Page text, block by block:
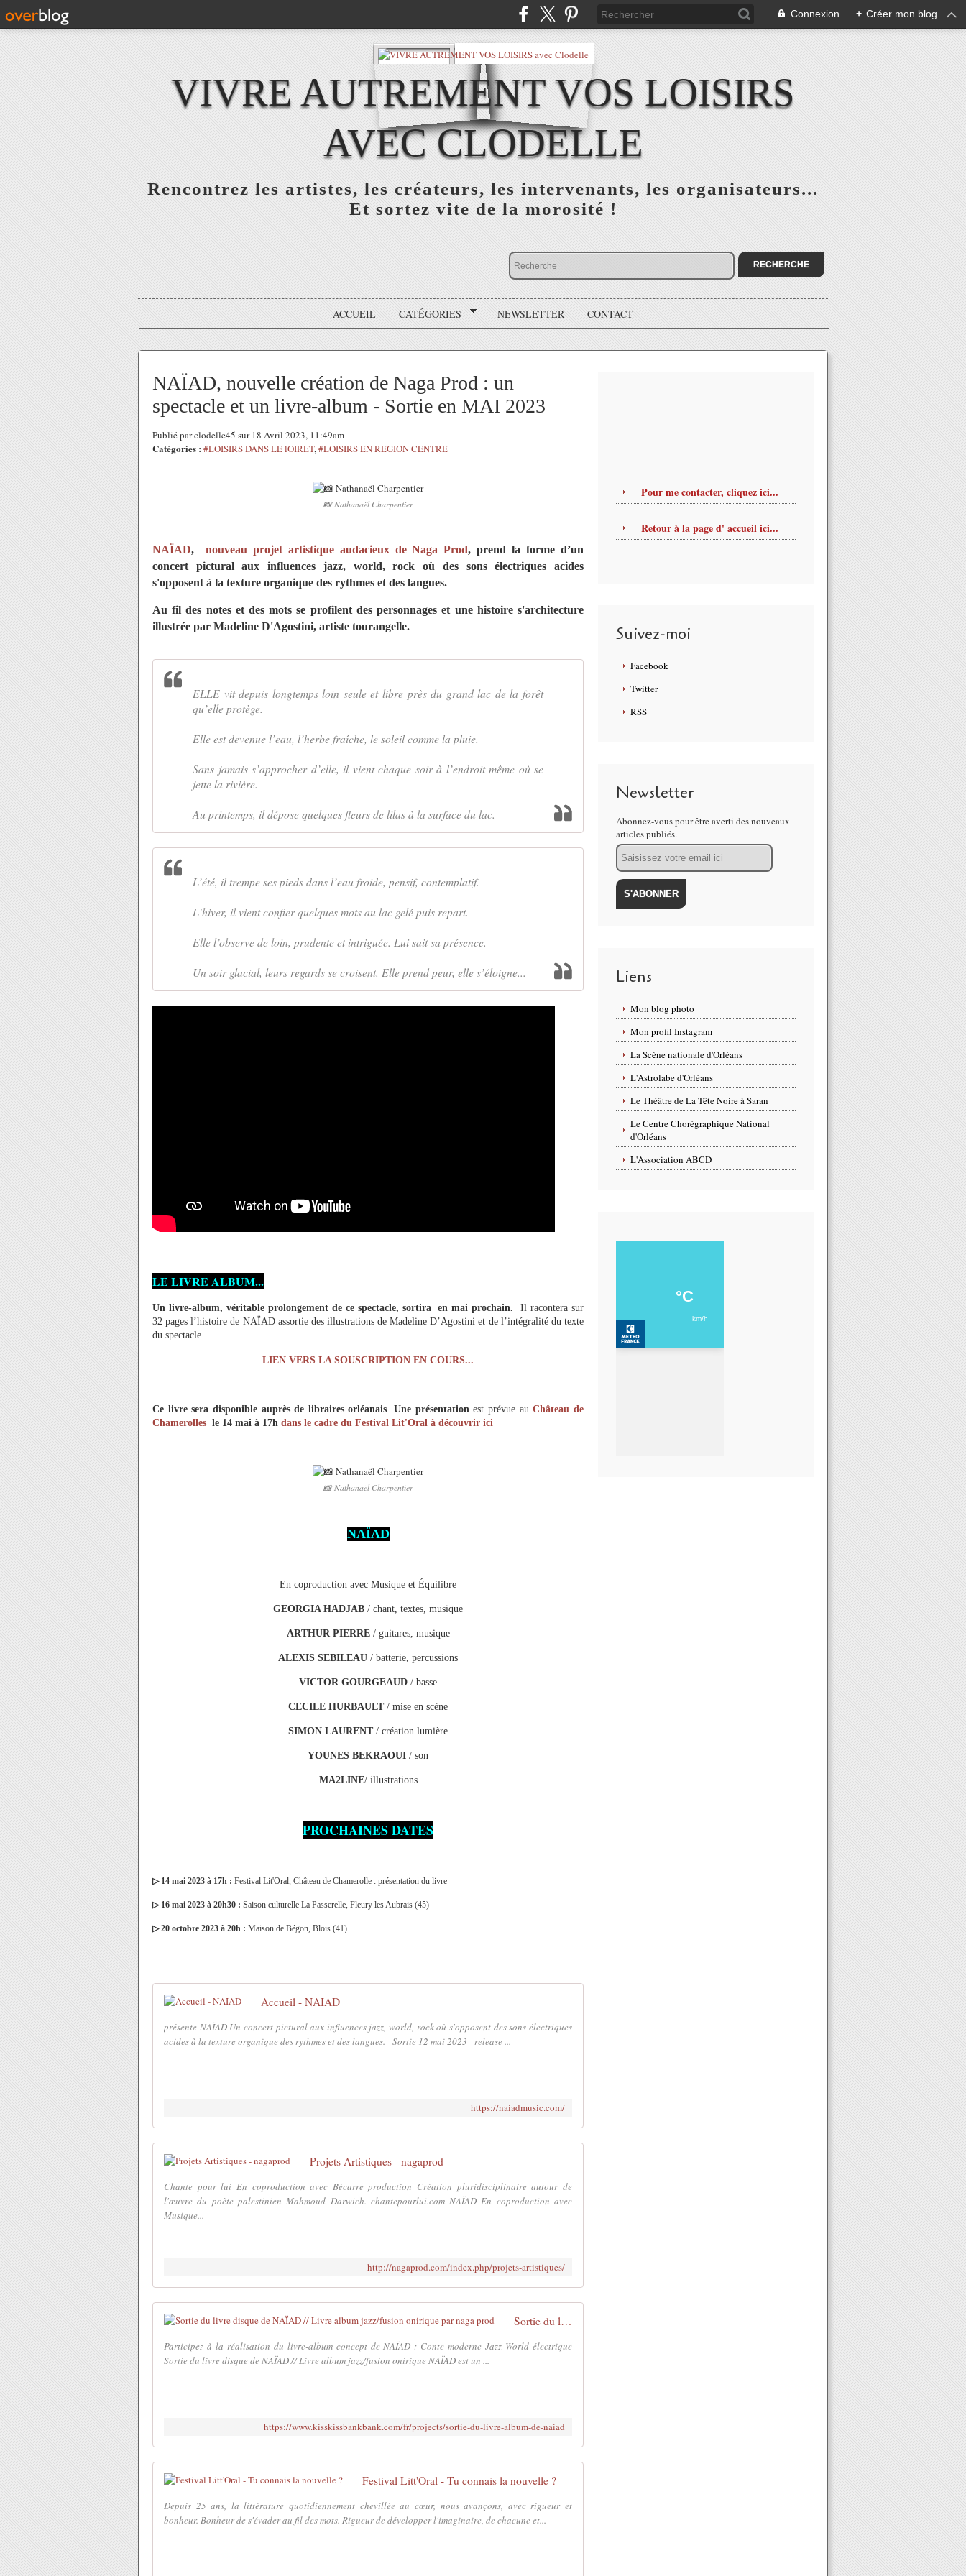
Connexion + Créer mon blog
VIVRE AUTREMENT VOS LOISIRS
AVEC CLODELLE
Rencontrez les artistes, les créateurs, les intervenants, les organisateurs...
Et sortez vite de la morosité !
ACCUEIL CATÉGORIES NEWSLETTER CONTACT
NAÏAD, nouvelle création de Naga Prod : un
spectacle et un livre-album - Sortie en MAI 2023
Publié par clodelle45 sur 18 Avril 2023, 11:49am
Catégories : #LOISIRS DANS LE lOIRET,#LOISIRS EN REGION CENTRE
📸 Nathanaël Charpentier
NAÏAD, nouveau projet artistique audacieux de Naga Prod, prend la forme d’un
concert pictural aux influences jazz, world, rock où des sons électriques acides
s'opposent à la texture organique des rythmes et des langues.
Au fil des notes et des mots se profilent des personnages et une histoire s'architecture
illustrée par Madeline D'Agostini, artiste tourangelle.
ELLE vit depuis longtemps loin seule et libre près du grand lac de la forêt
qu’elle protège.
Elle est devenue l’eau, l’herbe fraîche, le soleil comme la pluie.
Sans jamais s’approcher d’elle, il vient chaque soir à l’endroit même où se
jette la rivière.
Au printemps, il dépose quelques fleurs de lilas à la surface du lac.
L’été, il trempe ses pieds dans l’eau froide, pensif, contemplatif.
L’hiver, il vient confier quelques mots au lac gelé puis repart.
Elle l’observe de loin, prudente et intriguée. Lui sait sa présence.
Un soir glacial, leurs regards se croisent. Elle prend peur, elle s’éloigne...
LE LIVRE ALBUM...
Un livre-album, véritable prolongement de ce spectacle, sortira en mai prochain. Il racontera sur
32 pages l’histoire de NAÏAD assortie des illustrations de Madeline D’Agostini et de l’intégralité du texte
du spectacle.
LIEN VERS LA SOUSCRIPTION EN COURS...
Ce livre sera disponible auprès de libraires orléanais.Une présentationest prévue auChâteau de
Chamerolles le 14 mai à 17h dans le cadre du Festival Lit'Oral à découvrir ici
📸 Nathanaël Charpentier
NAÏAD
En coproduction avec Musique et Équilibre
GEORGIA HADJAB / chant, textes, musique
ARTHUR PIERRE/ guitares, musique
ALEXIS SEBILEAU / batterie, percussions
VICTOR GOURGEAUD / basse
CECILE HURBAULT/ mise en scène
SIMON LAURENT / création lumière
YOUNES BEKRAOUI / son
MA2LINE/ illustrations
PROCHAINES DATES
▷14 mai 2023 à 17h : Festival Lit'Oral, Château de Chamerolle : présentation du livre
▷16 mai 2023 à 20h30 : Saison culturelle La Passerelle, Fleury les Aubrais (45)
▷20 octobre 2023 à 20h : Maison de Bégon, Blois (41)
Accueil - NAIAD
présente NAÏAD Un concert pictural aux influences jazz, world, rock où s'opposent des sons électriques
acides à la texture organique des rythmes et des langues. - Sortie 12 mai 2023 - release ...
https://naiadmusic.com/
Projets Artistiques - nagaprod
Chante pour lui En coproduction avec Bécarre production Création pluridisciplinaire autour de
l'œuvre du poète palestinien Mahmoud Darwich. chantepourlui.com NAÏAD En coproduction avec
Musique...
http://nagaprod.com/index.php/projets-artistiques/
Sortie du livre disque de NAÏAD // Livre album jazz/fusion onirique par naga prod
Participez à la réalisation du livre-album concept de NAÏAD : Conte moderne Jazz World électrique
Sortie du livre disque de NAÏAD // Livre album jazz/fusion onirique NAÏAD est un ...
https://www.kisskissbankbank.com/fr/projects/sortie-du-livre-album-de-naiad
Festival Litt'Oral - Tu connais la nouvelle ?
Depuis 25 ans, la littérature quotidiennement chevillée au cœur, nous avançons, avec rigueur et
bonheur. Bonheur de s'évader au fil des mots. Rigueur de développer l'imaginaire, de chacune et...
Pour me contacter, cliquez ici...
Retour à la page d' accueil ici...
Suivez-moi
Facebook
Twitter
RSS
Newsletter
Abonnez-vous pour être averti des nouveaux
articles publiés.
Email
Liens
Mon blog photo
Mon profil Instagram
La Scène nationale d'Orléans
L'Astrolabe d'Orléans
Le Théâtre de La Tête Noire à Saran
Le Centre Chorégraphique National
d'Orléans
L'Association ABCD